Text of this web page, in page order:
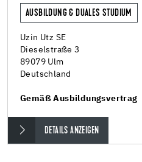
AUSBILDUNG & DUALES STUDIUM
Uzin Utz SE
Dieselstraße 3
89079 Ulm
Deutschland
Gemäß Ausbildungsvertrag
DETAILS ANZEIGEN